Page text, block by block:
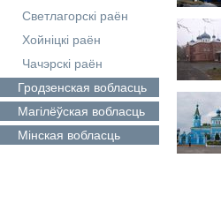
Светлагорскі раён
Хойніцкі раён
Чачэрскі раён
Гродзенская вобласць
Магілёўская вобласць
Мінская вобласць